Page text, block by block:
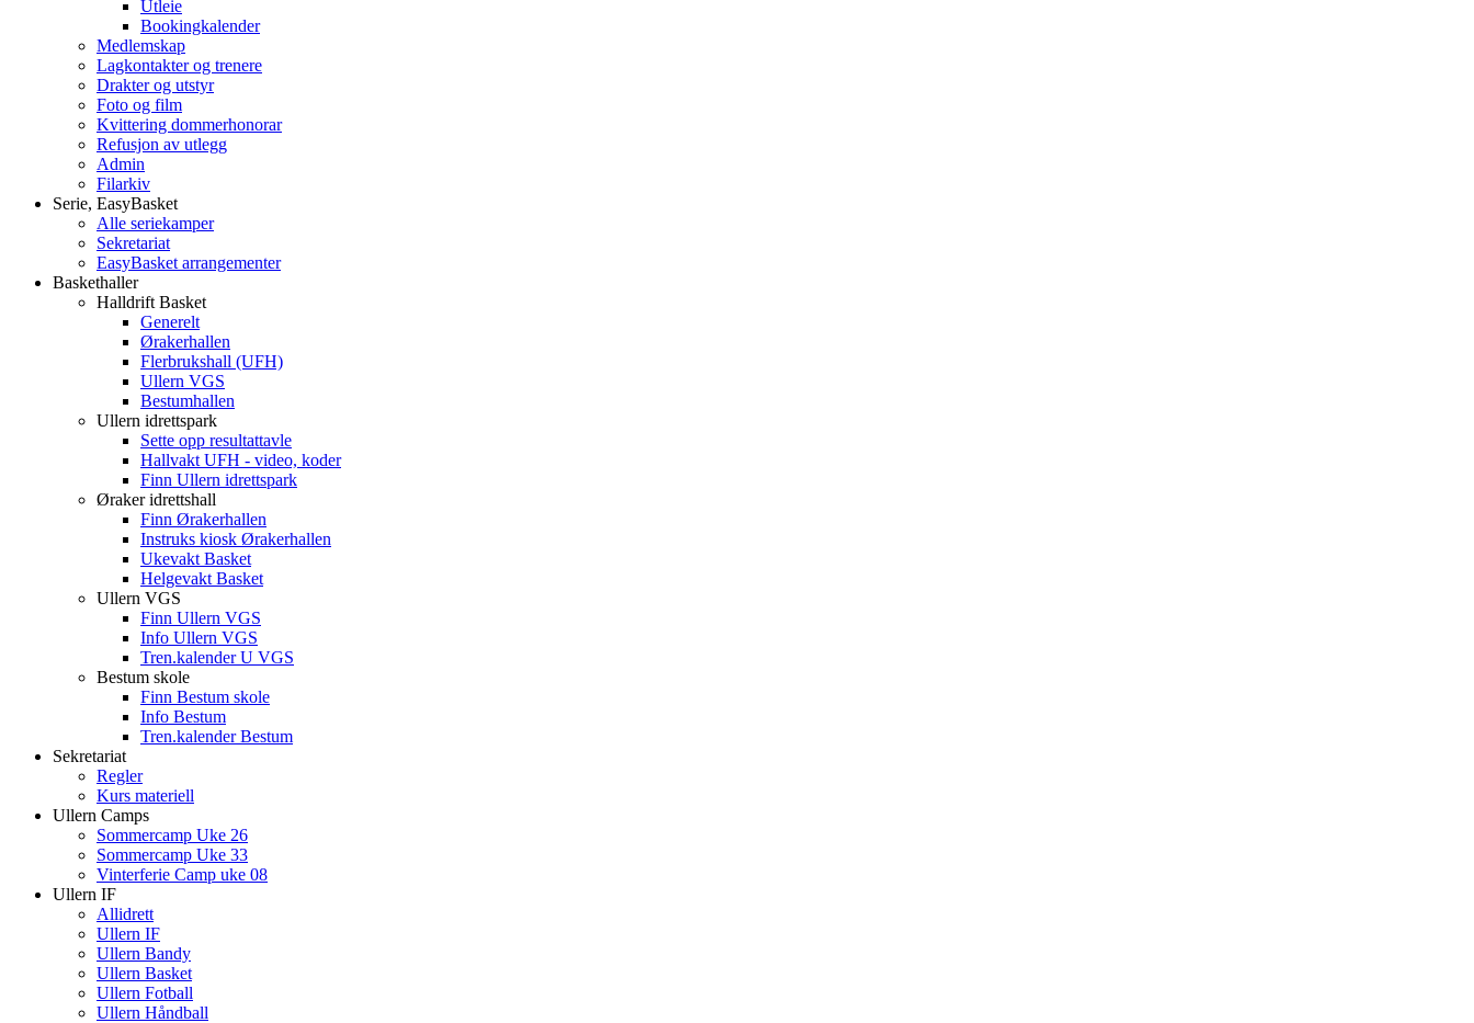
Utleie
Bookingkalender
Medlemskap
Lagkontakter og trenere
Drakter og utstyr
Foto og film
Kvittering dommerhonorar
Refusjon av utlegg
Admin
Filarkiv
Serie, EasyBasket
Alle seriekamper
Sekretariat
EasyBasket arrangementer
Baskethaller
Halldrift Basket
Generelt
Ørakerhallen
Flerbrukshall (UFH)
Ullern VGS
Bestumhallen
Ullern idrettspark
Sette opp resultattavle
Hallvakt UFH - video, koder
Finn Ullern idrettspark
Øraker idrettshall
Finn Ørakerhallen
Instruks kiosk Ørakerhallen
Ukevakt Basket
Helgevakt Basket
Ullern VGS
Finn Ullern VGS
Info Ullern VGS
Tren.kalender U VGS
Bestum skole
Finn Bestum skole
Info Bestum
Tren.kalender Bestum
Sekretariat
Regler
Kurs materiell
Ullern Camps
Sommercamp Uke 26
Sommercamp Uke 33
Vinterferie Camp uke 08
Ullern IF
Allidrett
Ullern IF
Ullern Bandy
Ullern Basket
Ullern Fotball
Ullern Håndball